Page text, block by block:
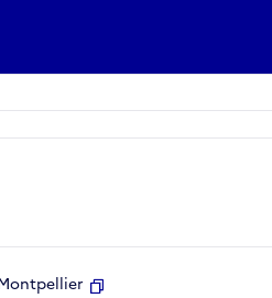
Montpellier